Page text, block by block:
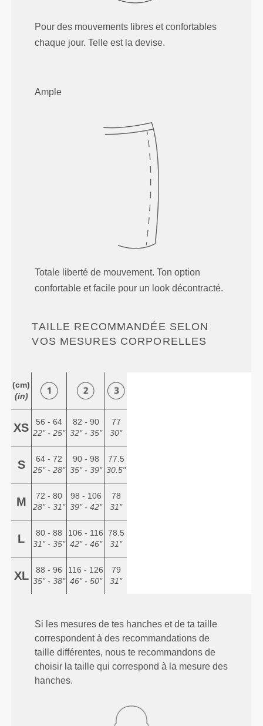
Pour des mouvements libres et confortables
chaque jour. Telle est la devise.
Ample
Totale liberté de mouvement. Ton option
confortable et facile pour un look décontracté.
TAILLE RECOMMANDÉE SELON
VOS MESURES CORPORELLES
(cm)
(in)
XS
56 - 64
22" - 25"
82 - 90
32" - 35"
77
30"
S
64 - 72
25" - 28"
90 - 98
35" - 39"
77.5
30.5"
M
72 - 80
28" - 31"
98 - 106
39" - 42"
78
31"
L
80 - 88
31" - 35"
106 - 116
42" - 46"
78.5
31"
XL
88 - 96
35" - 38"
116 - 126
46" - 50"
79
31"
Si les mesures de tes hanches et de ta taille
correspondent à des recommandations de
taille différentes, nous te recommandons de
choisir la taille qui correspond à la mesure des
hanches.